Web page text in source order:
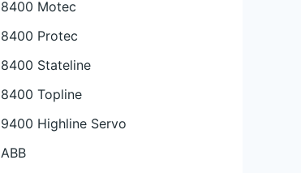
8400 Motec
8400 Protec
8400 Stateline
8400 Topline
9400 Highline Servo
ABB